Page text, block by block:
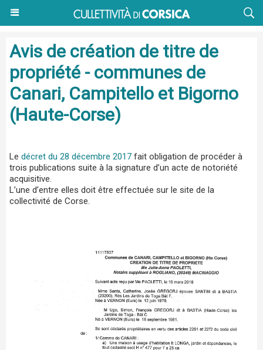
Avis de création de titre de
propriété - communes de
Canari, Campitello et Bigorno
(Haute-Corse)
Le décret du 28 décembre 2017 fait obligation de procéder à
trois publications suite à la signature d’un acte de notoriété
acquisitive.
L’une d’entre elles doit être effectuée sur le site de la
collectivité de Corse.